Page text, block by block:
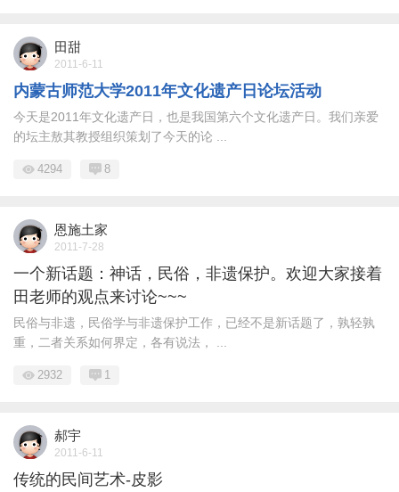
田甜
2011-6-11
内蒙古师范大学2011年文化遗产日论坛活动
今天是2011年文化遗产日，也是我国第六个文化遗产日。我们亲爱
的坛主敖其教授组织策划了今天的论 ...
4294 8
恩施土家
2011-7-28
一个新话题：神话，民俗，非遗保护。欢迎大家接着
田老师的观点来讨论~~~
民俗与非遗，民俗学与非遗保护工作，已经不是新话题了，孰轻孰
重，二者关系如何界定，各有说法， ...
2932 1
郝宇
2011-6-11
传统的民间艺术-皮影